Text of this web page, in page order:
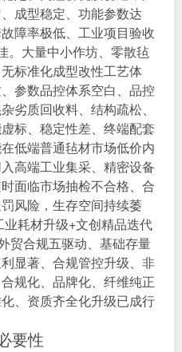
成型稳定、功能参数达
障率极低、工业项目验收
。大量中小作坊、零散毡
标准化成型改性工艺体
参数品控体系空白、品控
劣质回收料、结构疏松、
标、稳定性差、终端配套
低端普通毡材市场低价内
高端工业集采、精密设备
面临市场抽检不合格、合
风险，生存空间持续萎
耗材升级+文创精品迭代
贸合规五驱动、基础存量
显著、合规管控升级、非
规化、品牌化、纤维纯正
、资质齐全化升级已成行
要性